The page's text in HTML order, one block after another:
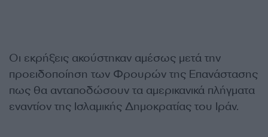
Οι εκρήξεις ακούστηκαν αμέσως μετά την
προειδοποίηση των Φρουρών της Επανάστασης
πως θα ανταποδώσουν τα αμερικανικά πλήγματα
εναντίον της Ισλαμικής Δημοκρατίας του Ιράν.